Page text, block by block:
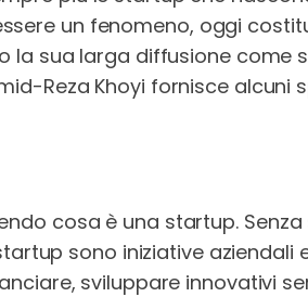
un fenomeno, oggi
la sua larga diffusione come
Reza Khoyi fornisce alcuni
cosa è una startup.
sono iniziative aziendali
sviluppare innovativi